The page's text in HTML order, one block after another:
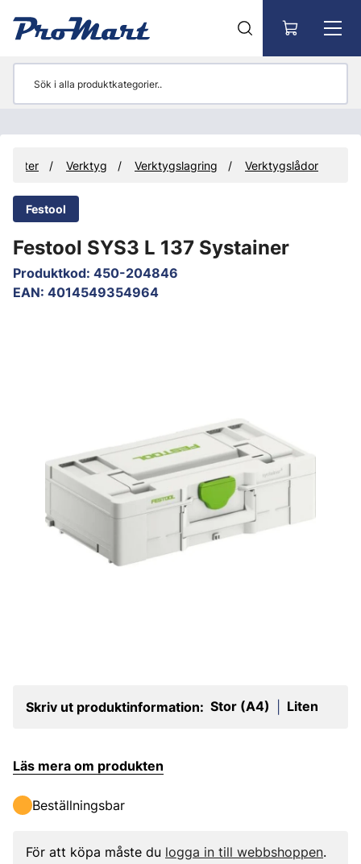
Verktyg Verktygslagring Verktygslådor
Festool
Festool SYS3 L 137 Systainer
Produktkod: 450-204846
EAN: 4014549354964
Skriv ut produktinformation: Stor (A4) Liten
Läs mera om produkten
Beställningsbar
För att köpa måste du logga in till webbshoppen.